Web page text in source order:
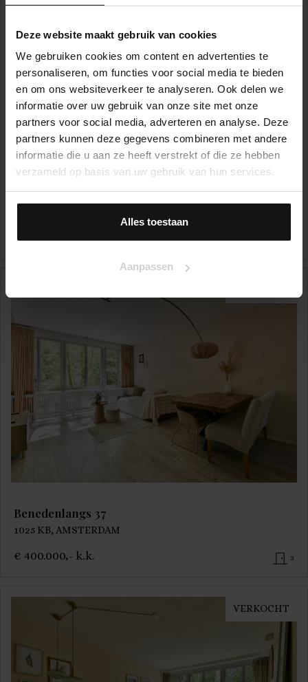
Deze website maakt gebruik van cookies
We gebruiken cookies om content en advertenties te
personaliseren, om functies voor social media te bieden
en om ons websiteverkeer te analyseren. Ook delen we
informatie over uw gebruik van onze site met onze
partners voor social media, adverteren en analyse. Deze
partners kunnen deze gegevens combineren met andere
informatie die u aan ze heeft verstrekt of die ze hebben
verzameld op basis van uw gebruik van hun services.
Alles toestaan
Aanpassen
Het Breed 799
€ 425.000,- k.k. 3
Benedenlangs 37
1025 KB, AMSTERDAM
€ 400.000,- k.k. 3
VERKOCHT